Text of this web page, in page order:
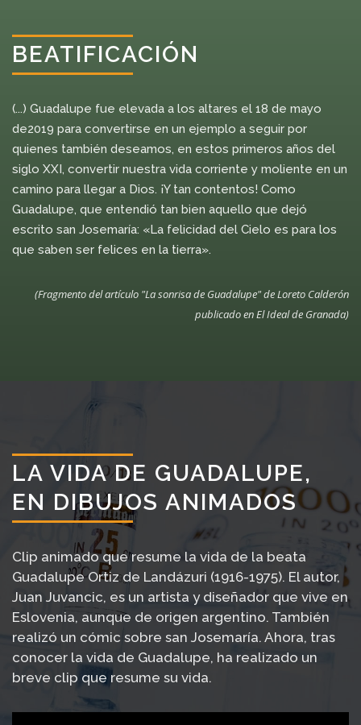
BEATIFICACIÓN
(...) Guadalupe fue elevada a los altares el 18 de mayo
de2019 para convertirse en un ejemplo a seguir por
quienes también deseamos, en estos primeros años del
siglo XXI, convertir nuestra vida corriente y moliente en un
camino para llegar a Dios. ¡Y tan contentos! Como
Guadalupe, que entendió tan bien aquello que dejó
escrito san Josemaría: «La felicidad del Cielo es para los
que saben ser felices en la tierra».
(Fragmento del artículo "La sonrisa de Guadalupe" de Loreto Calderón
publicado en El Ideal de Granada)
LA VIDA DE GUADALUPE,
EN DIBUJOS ANIMADOS
Clip animado que resume la vida de la beata
Guadalupe Ortiz de Landázuri (1916-1975). El autor,
Juan Juvancic, es un artista y diseñador que vive en
Eslovenia, aunque de origen argentino. También
realizó un cómic sobre san Josemaría. Ahora, tras
conocer la vida de Guadalupe, ha realizado un
breve clip que resume su vida.